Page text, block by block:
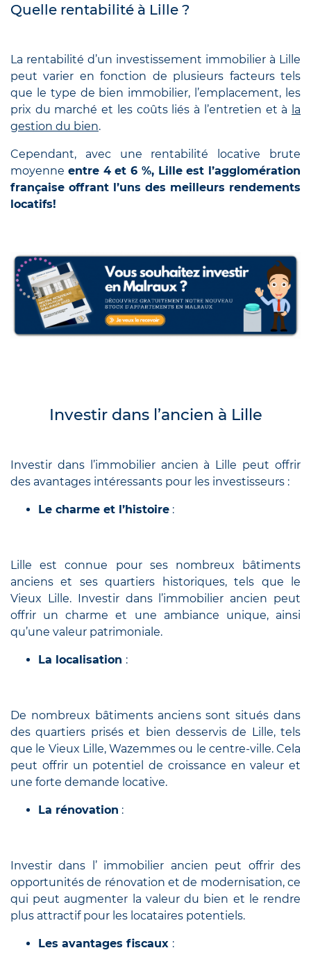
Quelle rentabilité à Lille ?
La rentabilité d’un investissement immobilier à Lille
peut varier en fonction de plusieurs facteurs tels
que le type de bien immobilier, l’emplacement, les
prix du marché et les coûts liés à l’entretien et à
la
gestion du bien.
Cependant, avec une rentabilité locative brute
moyenne entre 4 et 6 %, Lille est l’agglomération
française offrant l’uns des meilleurs rendements
locatifs!
Investir dans l’ancien à Lille
Investir dans l’immobilier ancien à Lille peut offrir
des avantages intéressants pour les investisseurs :
Le charme et l’histoire :
Lille est connue pour ses nombreux bâtiments
anciens et ses quartiers historiques, tels que le
Vieux Lille. Investir dans l’immobilier ancien peut
offrir un charme et une ambiance unique, ainsi
qu’une valeur patrimoniale.
La localisation :
De nombreux bâtiments anciens sont situés dans
des quartiers prisés et bien desservis de Lille, tels
que le Vieux Lille, Wazemmes ou le centre-ville. Cela
peut offrir un potentiel de croissance en valeur et
une forte demande locative.
La rénovation :
Investir dans l’ immobilier ancien peut offrir des
opportunités de rénovation et de modernisation, ce
qui peut augmenter la valeur du bien et le rendre
plus attractif pour les locataires potentiels.
Les avantages fiscaux :